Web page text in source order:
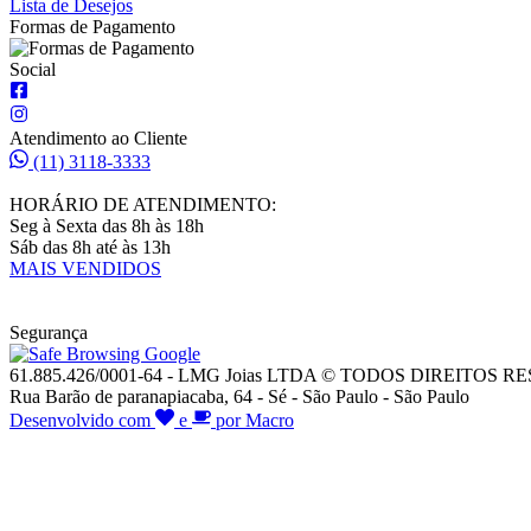
Lista de Desejos
Formas de Pagamento
Social
Atendimento ao Cliente
(11) 3118-3333
HORÁRIO DE ATENDIMENTO:
Seg à Sexta das 8h às 18h
Sáb das 8h até às 13h
MAIS VENDIDOS
Segurança
61.885.426/0001-64 - LMG Joias LTDA © TODOS DIREITOS
Rua Barão de paranapiacaba, 64 - Sé - São Paulo - São Paulo
Desenvolvido com
e por Macro